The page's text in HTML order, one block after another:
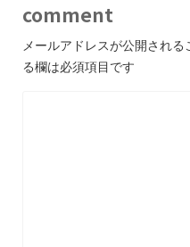
comment
メールアドレスが公開される
る欄は必須項目です